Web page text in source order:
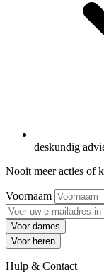
deskundig
Nooit meer acties of
Voornaam
Voor dames
Voor heren
Hulp & Contact